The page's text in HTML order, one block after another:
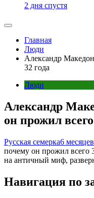
2 дня спустя
Главная
Люди
Александр
32 года
Люди
Александр
он прожил всего
Русская семерка6
почему он прожил всего
на античный миф,
Навигация по